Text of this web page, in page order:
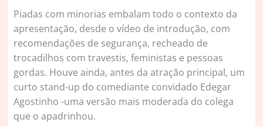
Piadas com minorias embalam todo o contexto da
apresentação, desde o vídeo de introdução, com
recomendações de segurança, recheado de
trocadilhos com travestis, feministas e pessoas
gordas. Houve ainda, antes da atração principal, um
curto stand-up do comediante convidado Edegar
Agostinho -uma versão mais moderada do colega
que o apadrinhou.